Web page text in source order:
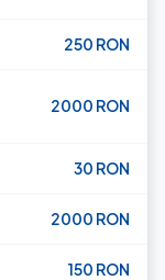
250 RON
2000 RON
30 RON
2000 RON
150 RON